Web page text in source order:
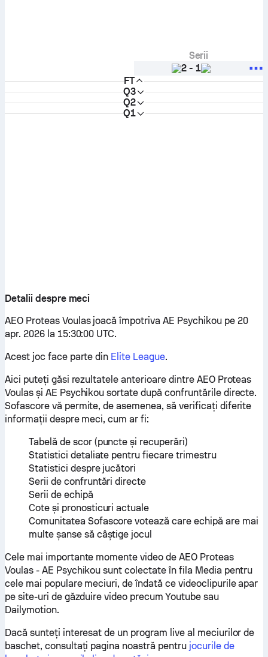
Serii
2 - 1
FT
Q3
Q2
Q1
Detalii despre meci
AEO Proteas Voulas joacă împotriva AE Psychikou pe 20
apr. 2026 la 15:30:00 UTC.
Acest joc face parte din Elite League.
Aici puteți găsi rezultatele anterioare dintre AEO Proteas
Voulas și AE Psychikou sortate după confruntările directe.
Sofascore vă permite, de asemenea, să verificați diferite
informații despre meci, cum ar fi:
Tabelă de scor (puncte și recuperări)
Statistici detaliate pentru fiecare trimestru
Statistici despre jucători
Serii de confruntări directe
Serii de echipă
Cote și pronosticuri actuale
Comunitatea Sofascore votează care echipă are mai
multe șanse să câștige jocul
Cele mai importante momente video de AEO Proteas
Voulas - AE Psychikou sunt colectate în fila Media pentru
cele mai populare meciuri, de îndată ce videoclipurile apar
pe site-uri de găzduire video precum Youtube sau
Dailymotion.
Dacă sunteți interesat de un program live al meciurilor de
baschet, consultați pagina noastră pentru jocurile de